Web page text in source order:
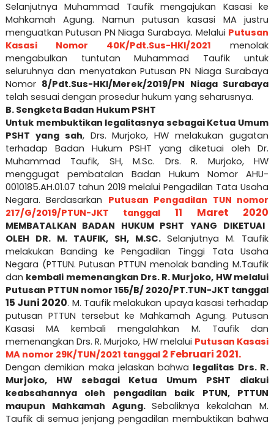
Selanjutnya Muhammad Taufik mengajukan Kasasi ke
Mahkamah Agung. Namun putusan kasasi MA justru
menguatkan Putusan PN Niaga Surabaya. Melalui Putusan
Kasasi Nomor 40K/Pdt.Sus-HKI/2021 menolak
mengabulkan tuntutan Muhammad Taufik untuk
seluruhnya dan menyatakan Putusan PN Niaga Surabaya
Nomor 8/Pdt.Sus-HKI/Merek/2019/PN Niaga Surabaya
telah sesuai dengan prosedur hukum yang seharusnya.
B. Sengketa Badan Hukum PSHT
Untuk membuktikan legalitasnya sebagai Ketua Umum
PSHT yang sah, Drs. Murjoko, HW melakukan gugatan
terhadap Badan Hukum PSHT yang diketuai oleh Dr.
Muhammad Taufik, SH, M.Sc. Drs. R. Murjoko, HW
menggugat pembatalan Badan Hukum Nomor AHU-
0010185.AH.01.07 tahun 2019 melalui Pengadilan Tata Usaha
Negara. Berdasarkan Putusan Pengadilan TUN nomor
217/G/2019/PTUN-JKT tanggal 11 Maret 2020
MEMBATALKAN BADAN HUKUM PSHT YANG DIKETUAI
OLEH DR. M. TAUFIK, SH, M.SC.Selanjutnya M. Taufik
melakukan Banding ke Pengadilan Tinggi Tata Usaha
Negara (PTTUN. Putusan PTTUN menolak banding M.Taufik
dan kembali memenangkan Drs. R. Murjoko, HW melalui
Putusan PTTUN nomor 155/B/ 2020/PT.TUN-JKT tanggal
15 Juni 2020. M. Taufik melakukan upaya kasasi terhadap
putusan PTTUN tersebut ke Mahkamah Agung. Putusan
Kasasi MA kembali mengalahkan M. Taufik dan
memenangkan Drs. R. Murjoko, HW melalui Putusan Kasasi
MA nomor 29K/TUN/2021 tanggal 2 Februari 2021.
Dengan demikian maka jelaskan bahwa legalitas Drs. R.
Murjoko, HW sebagai Ketua Umum PSHT diakui
keabsahannya oleh pengadilan baik PTUN, PTTUN
maupun Mahkamah Agung.Sebaliknya kekalahan M.
Taufik di semua jenjang pengadilan membuktikan bahwa